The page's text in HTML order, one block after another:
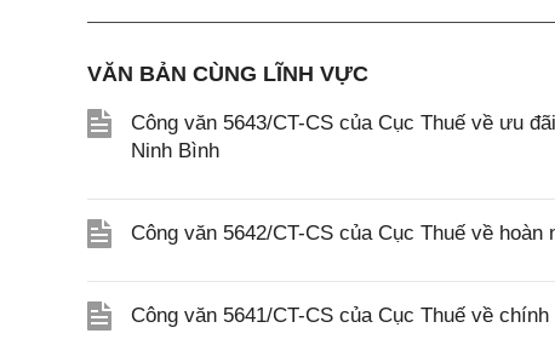
VĂN BẢN CÙNG LĨNH VỰC
Công văn 5643/CT-CS của Cục Thuế về ưu
Ninh Bình
Công văn 5642/CT-CS của Cục Thuế về hoàn
Công văn 5641/CT-CS của Cục Thuế về